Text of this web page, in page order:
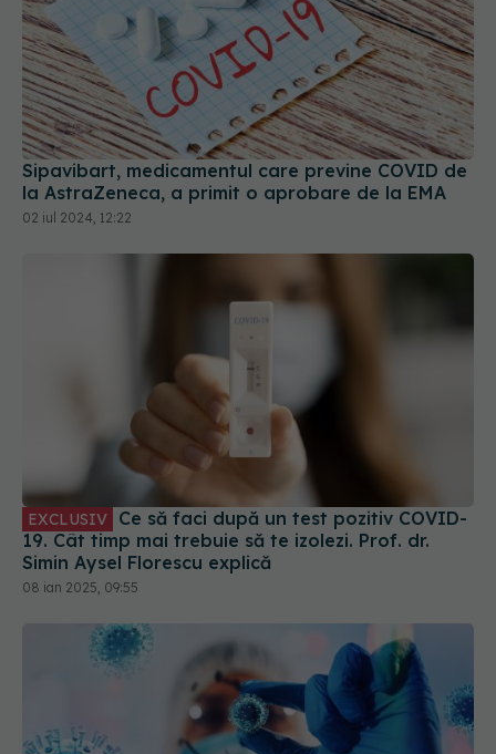
Sipavibart, medicamentul care previne COVID de
la AstraZeneca, a primit o aprobare de la EMA
02 iul 2024, 12:22
EXCLUSIV
19. Cât timp mai trebuie să te izolezi. Prof. dr.
Simin Aysel Florescu explică
08 ian 2025, 09:55